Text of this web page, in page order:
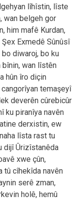
lîhîstin, lîste
wan belgeh gor
him mafê Kurdan,
Exmedê Sûnûsî
diwaroj, bo ku
wan lîstên
hûn îro diçin
temaşeyî
deverên cûrebicûr
ku piranîya navên
derxistin, ew
lîsta rast tu
dijî Ûrizîstanêda
xwe çûn,
tû cîhekîda navên
serê zman,
holê, hemû